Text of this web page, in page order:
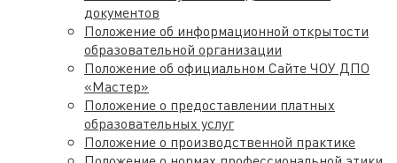
документов
Положение об информационной открытости
образовательной организации
Положение об официальном Сайте ЧОУ ДПО
«Мастер»
Положение о предоставлении платных
образовательных услуг
Положение о производственной практике